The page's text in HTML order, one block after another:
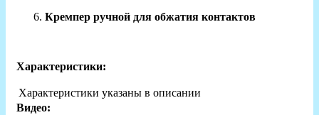
Кремпер ручной для обжатия контактов
Характеристики:
Характеристики указаны в описании
Видео: